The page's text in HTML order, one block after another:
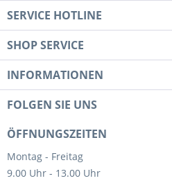
SERVICE HOTLINE
SHOP SERVICE
INFORMATIONEN
FOLGEN SIE UNS
ÖFFNUNGSZEITEN
Montag - Freitag
9.00 Uhr - 13.00 Uhr